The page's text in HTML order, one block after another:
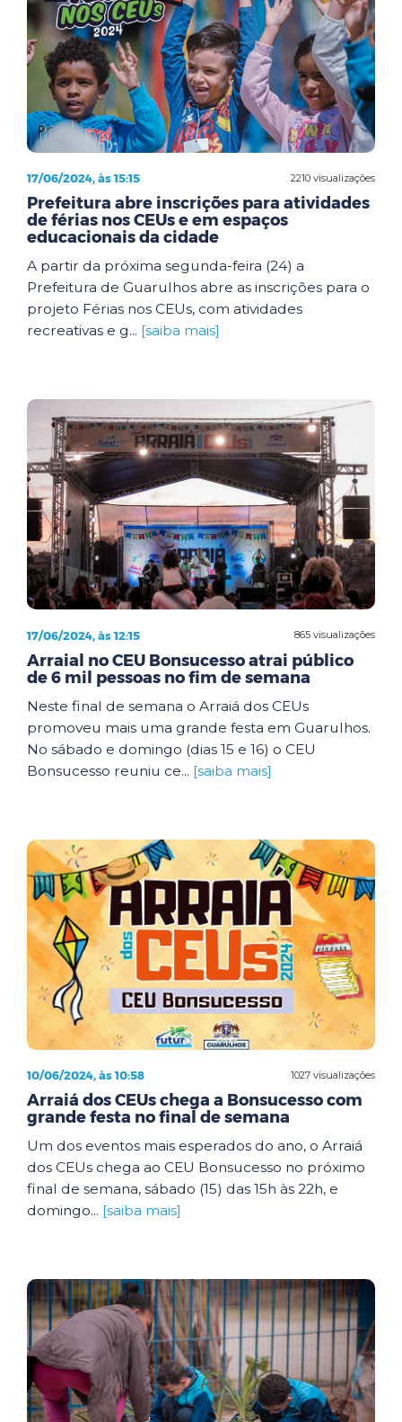
2210 visualizações
17/06/2024, às 15:15
Prefeitura abre inscrições para atividades
de férias nos CEUs e em espaços
educacionais da cidade
A partir da próxima segunda-feira (24) a
Prefeitura de Guarulhos abre as inscrições para o
projeto Férias nos CEUs, com atividades
recreativas e g... [saiba mais]
865 visualizações
17/06/2024, às 12:15
Arraial no CEU Bonsucesso atrai público
de 6 mil pessoas no fim de semana
Neste final de semana o Arraiá dos CEUs
promoveu mais uma grande festa em Guarulhos.
No sábado e domingo (dias 15 e 16) o CEU
Bonsucesso reuniu ce... [saiba mais]
1027 visualizações
10/06/2024, às 10:58
Arraiá dos CEUs chega a Bonsucesso com
grande festa no final de semana
Um dos eventos mais esperados do ano, o Arraiá
dos CEUs chega ao CEU Bonsucesso no próximo
final de semana, sábado (15) das 15h às 22h, e
domingo... [saiba mais]